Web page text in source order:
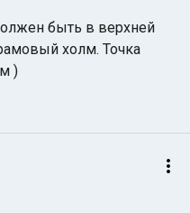
быть в верхней
холм. Точка
)